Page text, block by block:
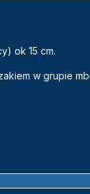
ok 15 cm.
w grupie